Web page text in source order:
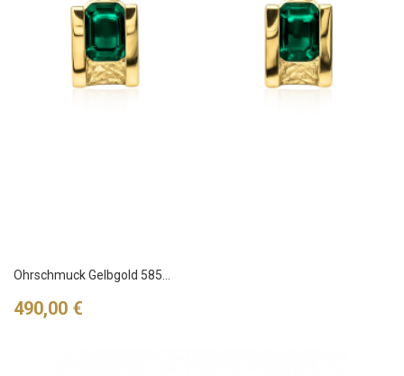
Ohrschmuck Gelbgold 585...
Preis
490,00 €